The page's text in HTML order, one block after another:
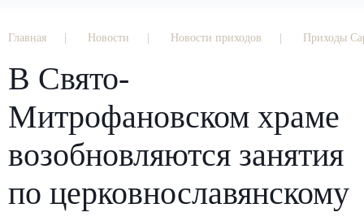
Главная Новости Новости приходов Приходы
В Свято-
Митрофановском храме
возобновляются занятия
по церковнославянскому